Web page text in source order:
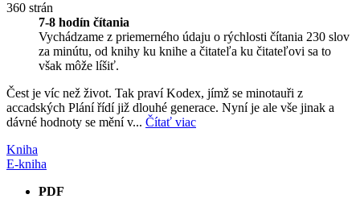
360 strán
7-8 hodín čítania
Vychádzame z priemerného údaju o rýchlosti čítania 230 slov
za minútu, od knihy ku knihe a čitateľa ku čitateľovi sa to
však môže líšiť.
Čest je víc než život. Tak praví Kodex, jímž se minotauři z
accadských Plání řídí již dlouhé generace. Nyní je ale vše jinak a
dávné hodnoty se mění v... Čítať viac
Kniha
E-kniha
PDF